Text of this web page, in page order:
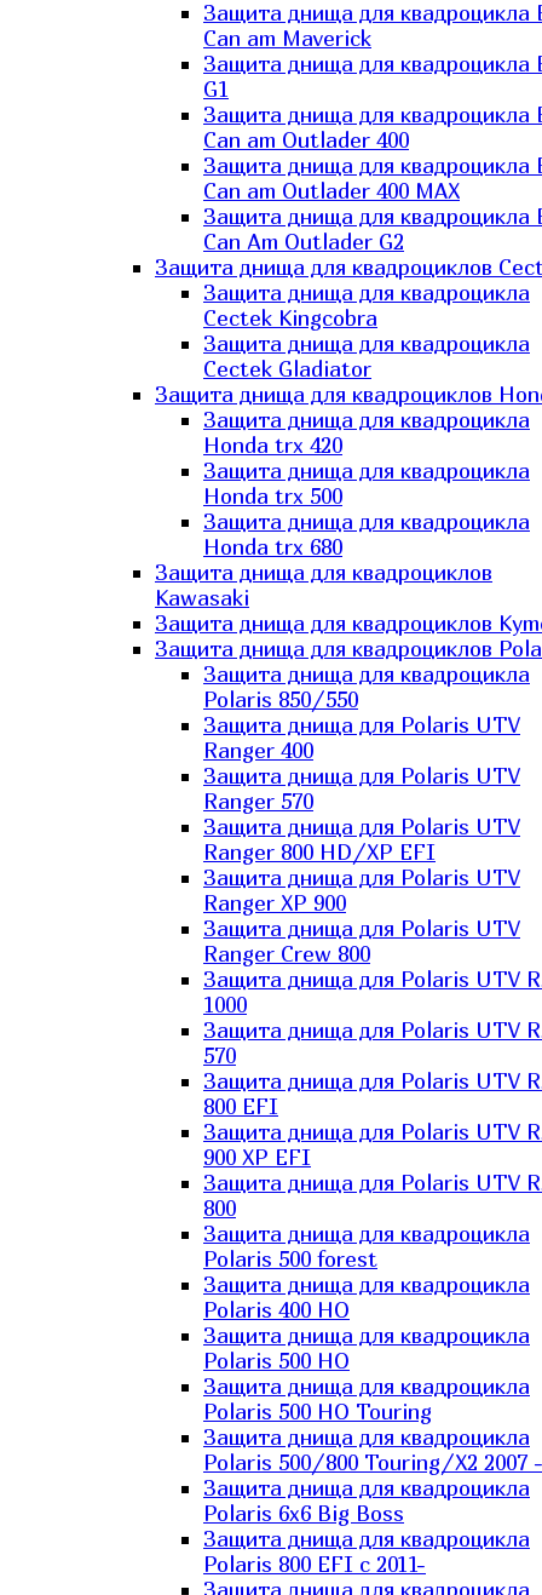
Защита днища для квадроцикла
Can am Maverick
Защита днища для квадроцикла
G1
Защита днища для квадроцикла
Can am Outlader 400
Защита днища для квадроцикла
Can am Outlader 400 MAX
Защита днища для квадроцикла
Can Аm Outlader G2
Защита днища для квадроциклов
Защита днища для квадроцикла
Cectek Kingcobra
Защита днища для квадроцикла
Cectek Gladiator
Защита днища для квадроциклов
Защита днища для квадроцикла
Honda trx 420
Защита днища для квадроцикла
Honda trx 500
Защита днища для квадроцикла
Honda trx 680
Защита днища для квадроциклов
Kawasaki
Защита днища для квадроциклов
Защита днища для квадроциклов
Защита днища для квадроцикла
Polaris 850/550
Защита днища для Polaris UTV
Ranger 400
Защита днища для Polaris UTV
Ranger 570
Защита днища для Polaris UTV
Ranger 800 HD/XP EFI
Защита днища для Polaris UTV
Ranger XP 900
Защита днища для Polaris UTV
Ranger Сrew 800
Защита днища для Polaris UTV
1000
Защита днища для Polaris UTV
570
Защита днища для Polaris UTV
800 EFI
Защита днища для Polaris UTV
900 XP EFI
Защита днища для Polaris UTV
800
Защита днища для квадроцикла
Polaris 500 forest
Защита днища для квадроцикла
Polaris 400 HO
Защита днища для квадроцикла
Polaris 500 HO
Защита днища для квадроцикла
Polaris 500 HO Touring
Защита днища для квадроцикла
Polaris 500/800 Touring/X2 2007 -
Защита днища для квадроцикла
Polaris 6х6 Big Boss
Защита днища для квадроцикла
Polaris 800 EFI с 2011-
Защита днища для квадроцикла